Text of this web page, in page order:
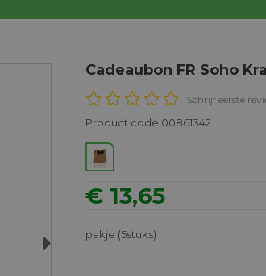
Next
Cadeaubon FR Soho
Schrijf eerste
Product code 00861342
€ 13,65
pakje (5stuks)